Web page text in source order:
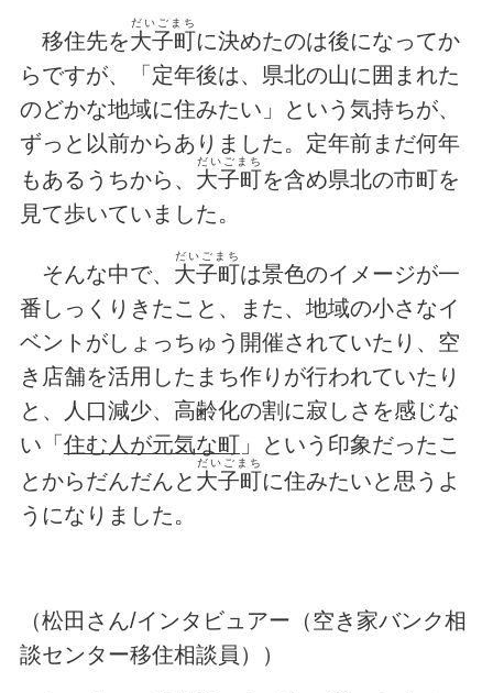
移住先を大子町
だいごまち
に決めたのは後になってか
らですが、「定年後は、県北の山に囲まれた
のどかな地域に住みたい」という気持ちが、
ずっと以前からありました。定年前まだ何年
もあるうちから、 大子町
だいごまち
を含め県北の市町を
見て歩いていました。
そんな中で、 大子町
だいごまち
は景色のイメージが一
番しっくりきたこと、また、地域の小さなイ
ベントがしょっちゅう開催されていたり、空
き店舗を活用したまち作りが行われていたり
と、人口減少、高齢化の割に寂しさを感じな
い「 住む人が元気な町」という印象だったこ
とからだんだんと 大子町
だいごまち
に住みたいと思うよ
うになりました。
（松田さん/インタビュアー（空き家バンク相
談センター移住相談員））